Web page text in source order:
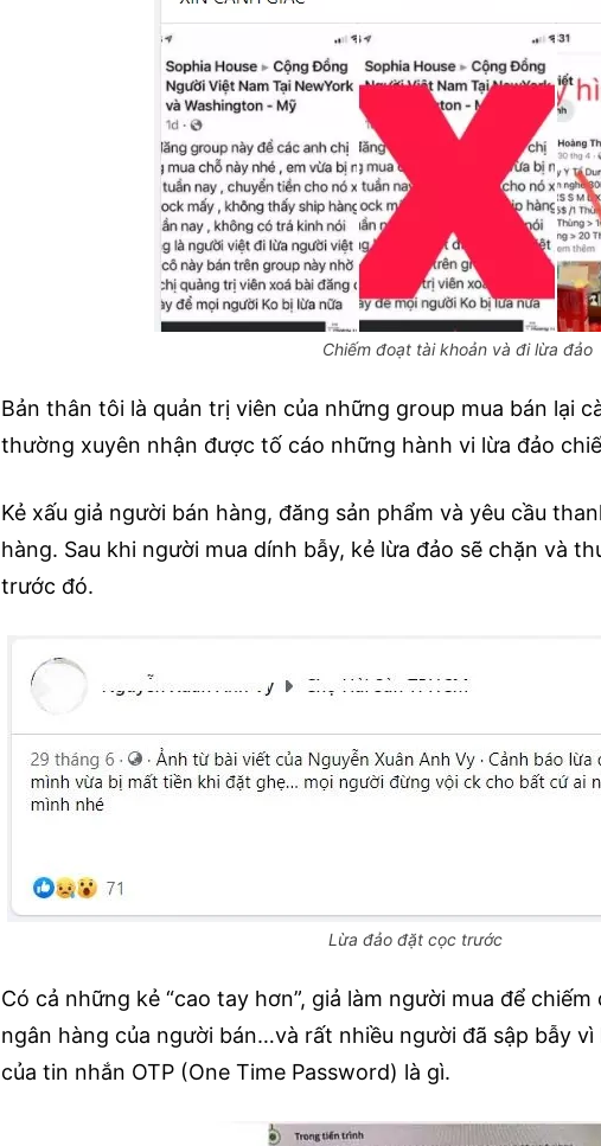
Chiếm đoạt tài khoản và đi lừa đảo
Bản thân tôi là quản trị viên của những group mua bán lại
thường xuyên nhận được tố cáo những hành vi lừa đảo
Kẻ xấu giả người bán hàng, đăng sản phẩm và yêu cầu
hàng. Sau khi người mua dính bẫy, kẻ lừa đảo sẽ chặn và
trước đó.
Lừa đảo đặt cọc trước
Có cả những kẻ “cao tay hơn”, giả làm người mua để
ngân hàng của người bán…và rất nhiều người đã sập bẫy
của tin nhắn OTP (One Time Password) là gì.